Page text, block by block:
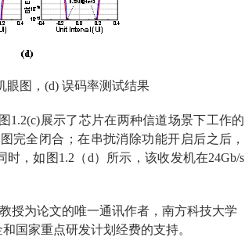
眼图，(d) 误码率测试结果
1.2(c)展示了芯片在两种信道场景下工作的
完全闭合；在串扰消除功能开启后之后，
时，如图1.2（d）所示，该收发机在24Gb/s
授为论文的唯一通讯作者，南方科技大学
国家重点研发计划经费的支持。